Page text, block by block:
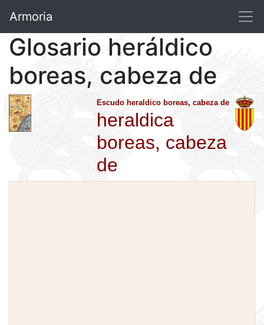
Armoria
Glosario heráldico
boreas, cabeza de
Escudo heraldico boreas, cabeza de
heraldica
boreas, cabeza
de